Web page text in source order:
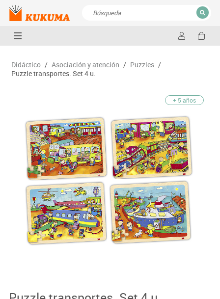
CERRAR
Didáctico / Asociación y atención / Puzzles /
Puzzle transportes. Set 4 u.
+ 5 años